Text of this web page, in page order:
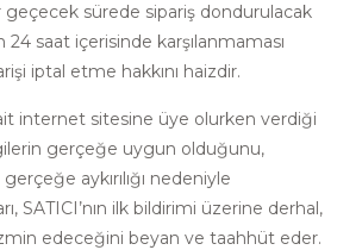
sürede sipariş dondurulacak
saat içerisinde karşılanmaması
iptal etme hakkını haizdir.
ait internet sitesine üye olurken verdiği
gerçeğe uygun olduğunu,
aykırılığı nedeniyle
SATICI’nın ilk bildirimi üzerine derhal,
edeceğini beyan ve taahhüt eder.